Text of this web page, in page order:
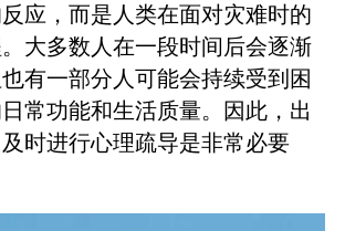
应，而是人类在面对灾难时的
大多数人在一段时间后会逐渐
有一部分人可能会持续受到困
常功能和生活质量。因此，出
时进行心理疏导是非常必要